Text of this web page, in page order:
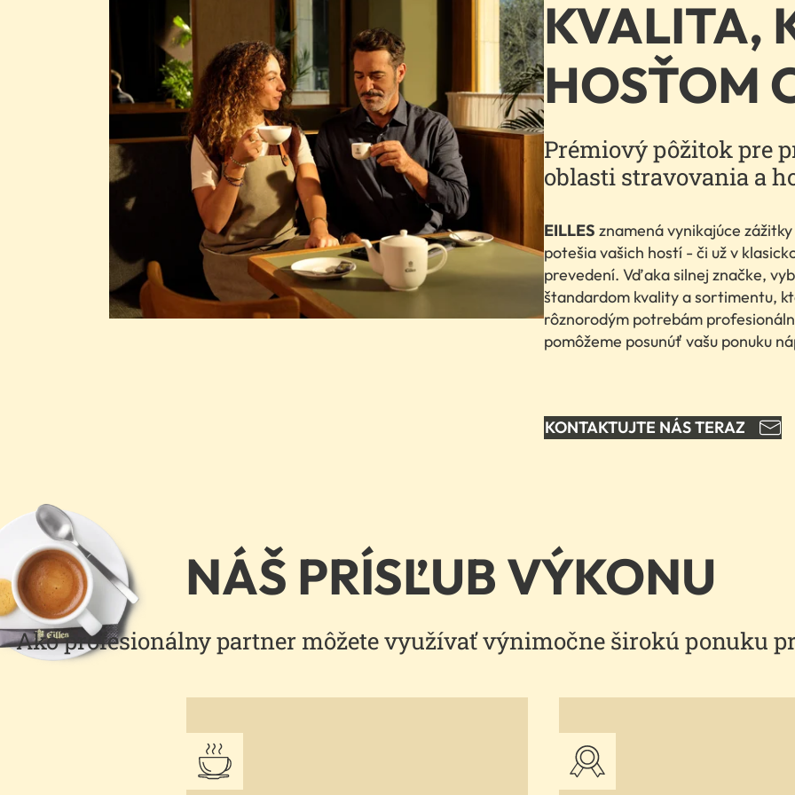
KVALITA,
HOSŤOM
Prémiový pôžitok pre
oblasti stravovania a
EILLES znamená vynikajúce
potešia vašich hostí - či už v
prevedení. Vďaka silnej značke,
štandardom kvality a sortimentu,
rôznorodým potrebám
pomôžeme posunúť vašu ponuku
KONTAKTUJTE NÁS TERAZ
NÁŠ PRÍSĽUB VÝKONU
Ako profesionálny partner môžete využívať výnimočne širokú ponuku